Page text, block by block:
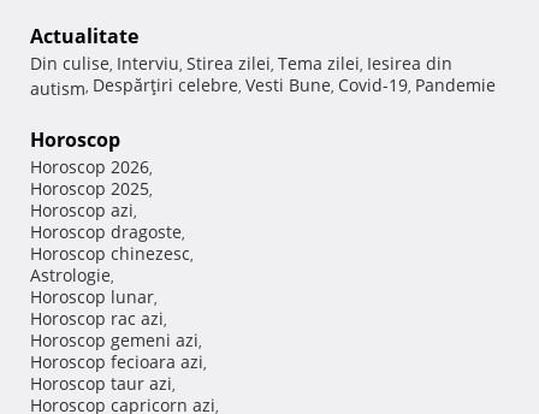
Actualitate
Din culise, Interviu, Stirea zilei, Tema zilei, Iesirea din
autism, Despărţiri celebre, Vesti Bune, Covid-19, Pandemie
Horoscop
Horoscop 2026,
Horoscop 2025,
Horoscop azi,
Horoscop dragoste,
Horoscop chinezesc,
Astrologie,
Horoscop lunar,
Horoscop rac azi,
Horoscop gemeni azi,
Horoscop fecioara azi,
Horoscop taur azi,
Horoscop capricorn azi,